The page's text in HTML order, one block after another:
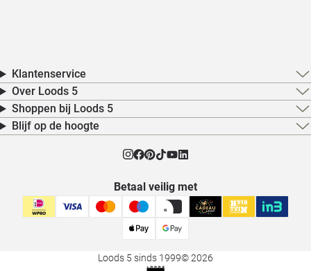
Klantenservice
Over Loods 5
Shoppen bij Loods 5
Blijf op de hoogte
Betaal veilig met
Loods 5 sinds 1999© 2026